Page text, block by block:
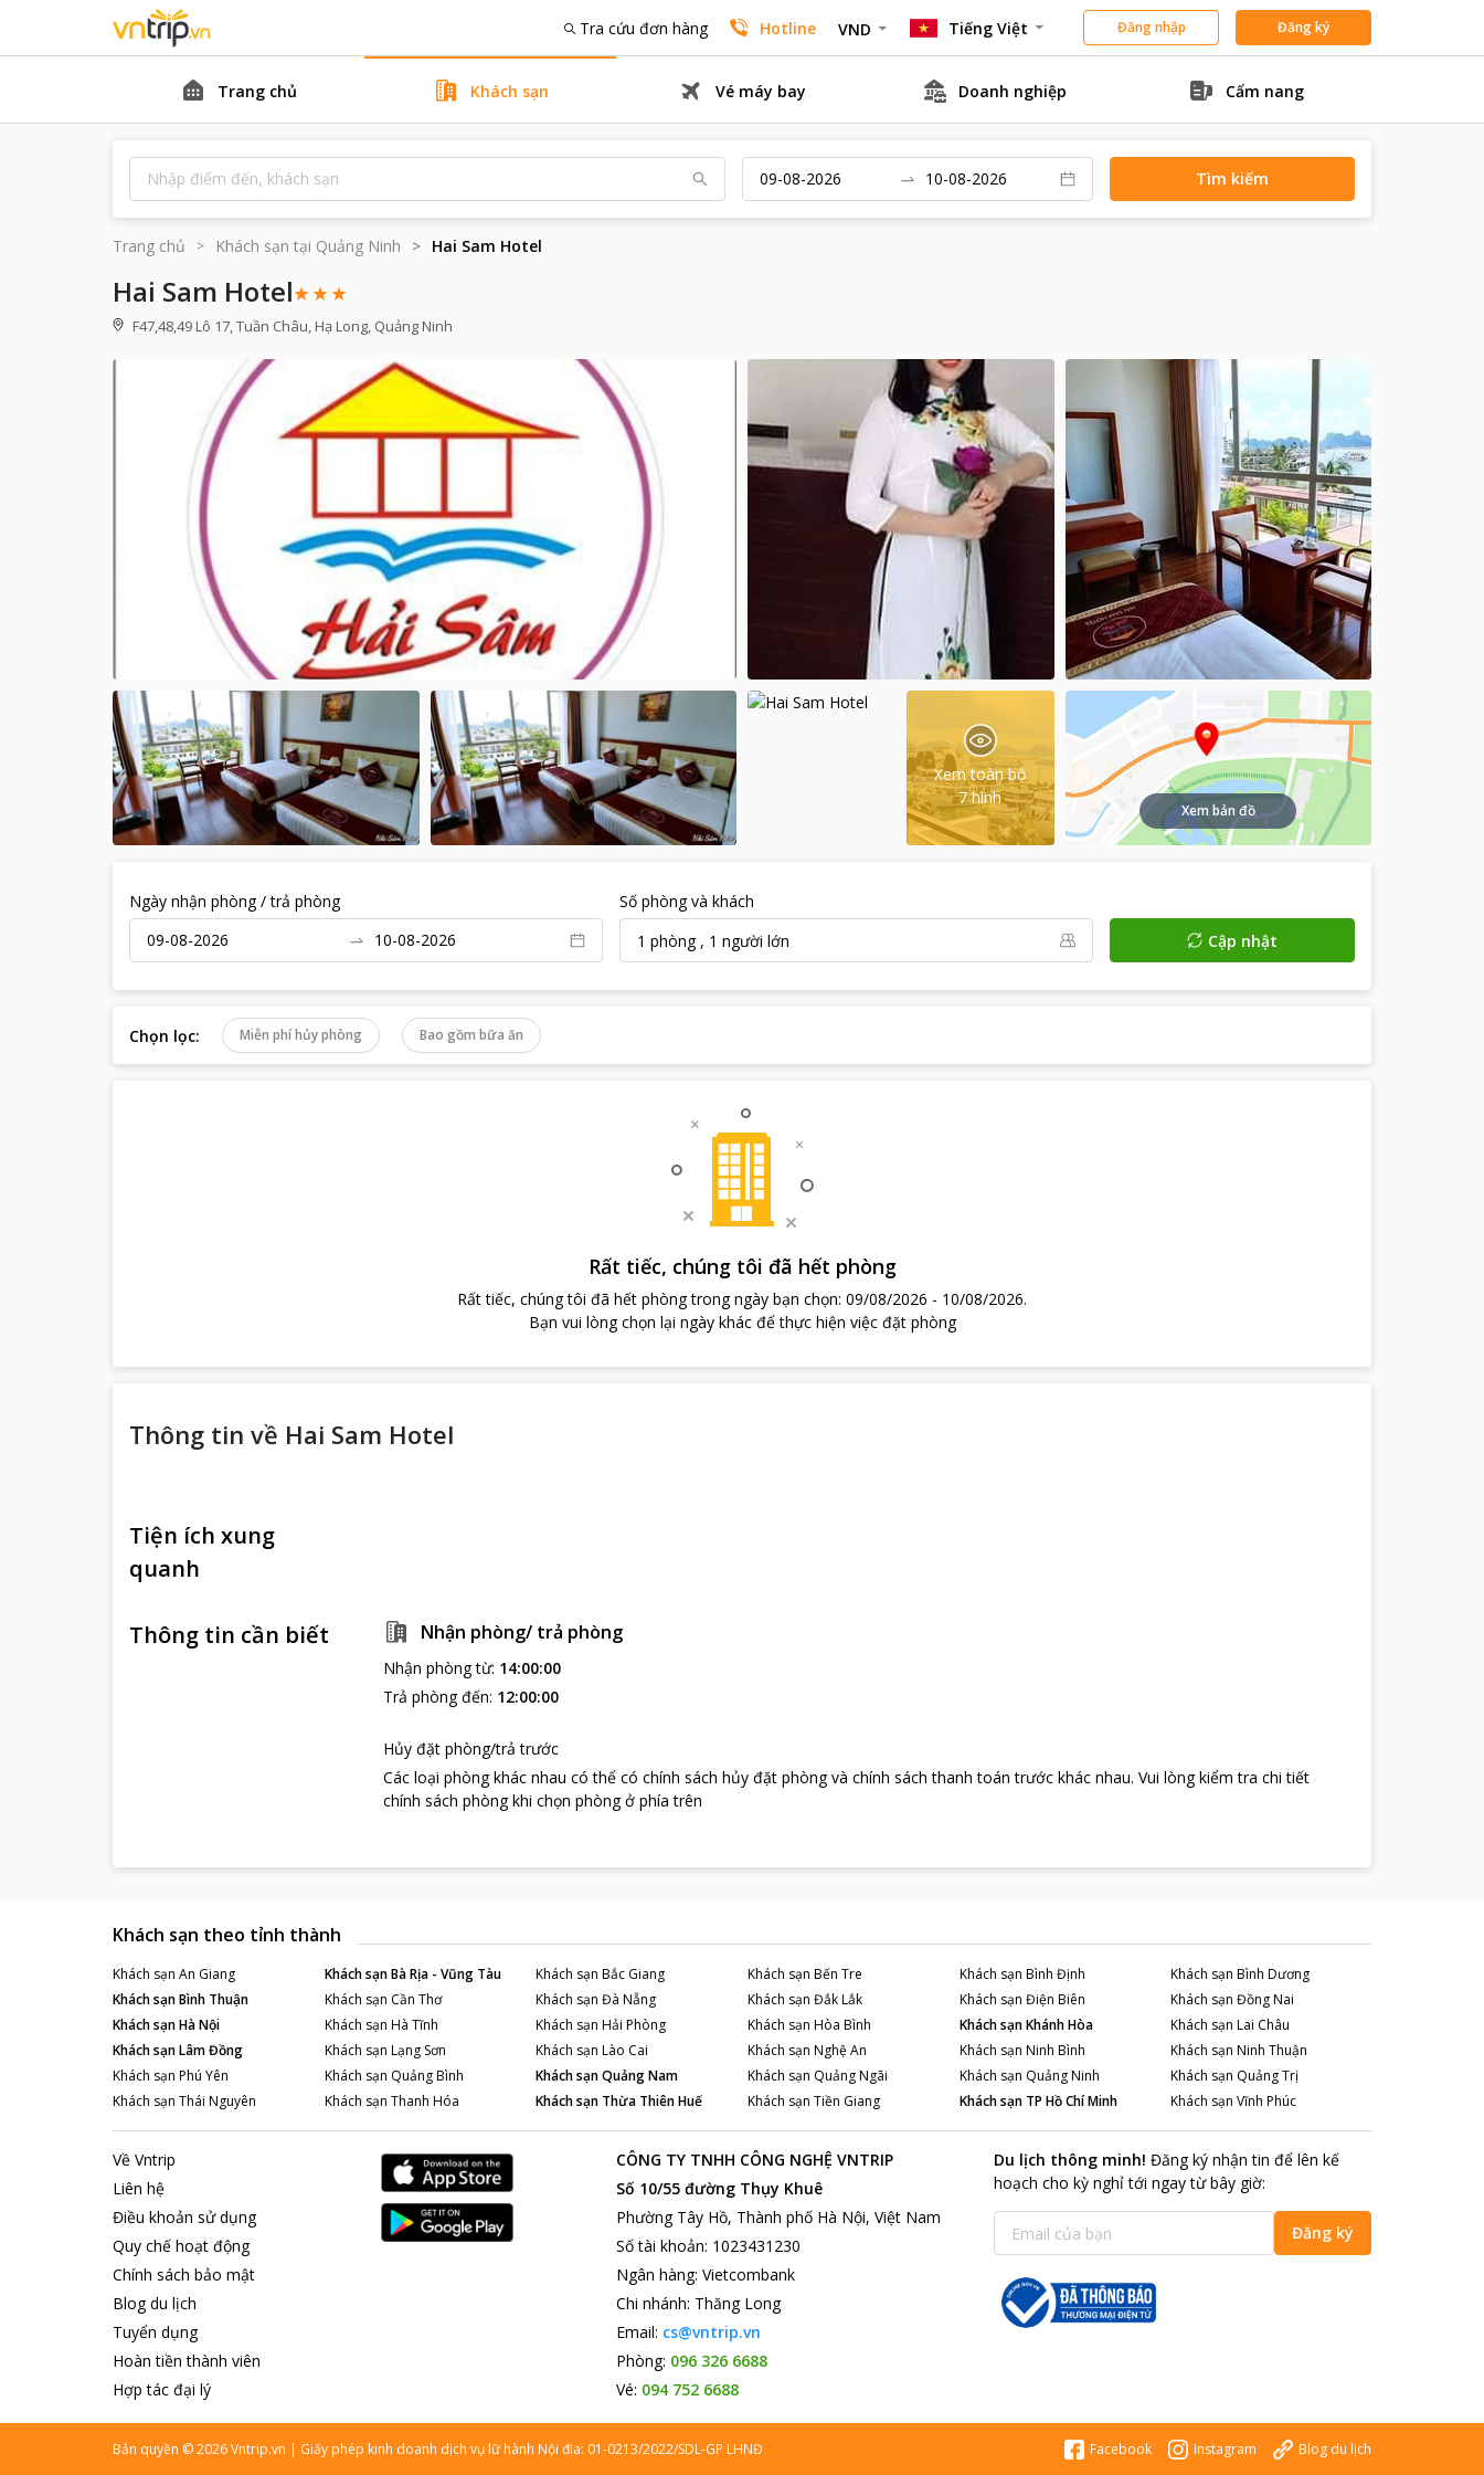
Tra cứu đơn hàng Hotline VND Tiếng Việt Đăng nhập Đăng ký
Trang chủ Khách sạn Vé máy bay Doanh nghiệp Cẩm nang
Tìm kiếm
Trang chủ Khách sạn tại Quảng Ninh Hai Sam Hotel
Hai Sam Hotel
F47,48,49 Lô 17, Tuần Châu, Hạ Long, Quảng Ninh
Xem toàn bộ
7 hình
Xem bản đồ
Ngày nhận phòng / trả phòng
Số phòng và khách
1 phòng, 1 người lớn Cập nhật
Chọn lọc: Miễn phí hủy phòng Bao gồm bữa ăn
Rất tiếc, chúng tôi đã hết phòng
Rất tiếc, chúng tôi đã hết phòng trong ngày bạn chọn: 09/08/2026 - 10/08/2026.
Bạn vui lòng chọn lại ngày khác để thực hiện việc đặt phòng
Thông tin về Hai Sam Hotel
Tiện ích xung
quanh
Thông tin cần biết Nhận phòng/ trả phòng
Nhận phòng từ: 14:00:00
Trả phòng đến: 12:00:00
Hủy đặt phòng/trả trước
Các loại phòng khác nhau có thể có chính sách hủy đặt phòng và chính sách thanh toán trước khác nhau. Vui lòng kiểm tra chi tiết
chính sách phòng khi chọn phòng ở phía trên
Khách sạn theo tỉnh thành
Khách sạn An Giang Khách sạnBà Rịa - Vũng Tàu Khách sạn Bắc Giang Khách sạn Bến Tre Khách sạn Bình Định Khách sạn Bình Dương
Khách sạnBình Thuận Khách sạn Cần Thơ Khách sạn Đà Nẵng Khách sạn Đắk Lắk Khách sạn Điện Biên Khách sạn Đồng Nai
Khách sạnHà Nội Khách sạn Hà Tĩnh Khách sạn Hải Phòng Khách sạn Hòa Bình Khách sạnKhánh Hòa Khách sạn Lai Châu
Khách sạnLâm Đồng Khách sạn Lạng Sơn Khách sạn Lào Cai Khách sạn Nghệ An Khách sạn Ninh Bình Khách sạn Ninh Thuận
Khách sạn Phú Yên Khách sạn Quảng Bình Khách sạnQuảng Nam Khách sạn Quảng Ngãi Khách sạn Quảng Ninh Khách sạn Quảng Trị
Khách sạn Thái Nguyên Khách sạn Thanh Hóa Khách sạn Thừa Thiên Huế Khách sạn Tiền Giang Khách sạn TP Hồ Chí Minh Khách sạn Vĩnh Phúc
Về Vntrip
Liên hệ
Điều khoản sử dụng
Quy chế hoạt động
Chính sách bảo mật
Blog du lịch
Tuyển dụng
Hoàn tiền thành viên
Hợp tác đại lý
CÔNG TY TNHH CÔNG NGHỆ VNTRIP
Số 10/55 đường Thụy Khuê
Phường Tây Hồ, Thành phố Hà Nội, Việt Nam
Số tài khoản: 1023431230
Ngân hàng: Vietcombank
Chi nhánh: Thăng Long
Email: cs@vntrip.vn
Phòng: 096 326 6688
Vé: 094 752 6688
Du lịch thông minh! Đăng ký nhận tin để lên kế
hoạch cho kỳ nghỉ tới ngay từ bây giờ:
Đăng ký
Bản quyền ©2026Vntrip.vn | Giấy phép kinh doanh dịch vụ lữ hành Nội địa: 01-0213/2022/SDL-GP LHNĐ Facebook Instagram Blog du lịch